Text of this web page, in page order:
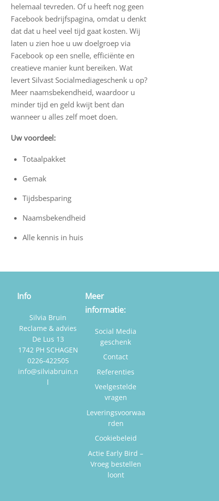
helemaal tevreden. Of u heeft nog geen
Facebook bedrijfspagina, omdat u denkt
dat dat u heel veel tijd gaat kosten. Wij
laten u zien hoe u uw doelgroep via
Facebook op een snelle, efficiënte en
creatieve manier kunt bereiken. Wat
levert Silvast Socialmediageschenk u op?
Meer naamsbekendheid, waardoor u
minder tijd en geld kwijt bent dan
wanneer u alles zelf moet doen.
Uw voordeel:
Totaalpakket
Gemak
Tijdsbesparing
Naamsbekendheid
Alle kennis in huis
Info
Silvia Bruin
Reclame & advies
De Lus 13
1742 PH SCHAGEN
0226-422505
info@silviabruin.n
l
Meer
informatie:
Social Media
geschenk
Contact
Referenties
Veelgestelde
vragen
Leveringsvoorwaa
rden
Cookiebeleid
Actie Early Bird –
Vroeg bestellen
loont